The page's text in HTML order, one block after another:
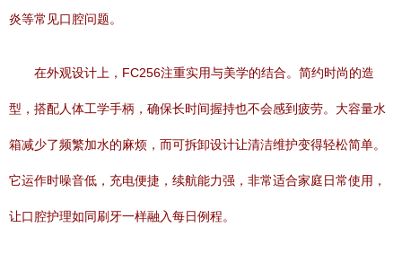
炎等常见口腔问题。
在外观设计上，FC256注重实用与美学的结合。简约时尚的造
型，搭配人体工学手柄，确保长时间握持也不会感到疲劳。大容量水
箱减少了频繁加水的麻烦，而可拆卸设计让清洁维护变得轻松简单。
它运作时噪音低，充电便捷，续航能力强，非常适合家庭日常使用，
让口腔护理如同刷牙一样融入每日例程。